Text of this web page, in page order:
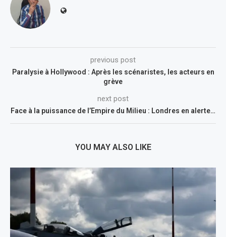
previous post
Paralysie à Hollywood : Après les scénaristes, les acteurs en
grève
next post
Face à la puissance de l’Empire du Milieu : Londres en alerte…
YOU MAY ALSO LIKE